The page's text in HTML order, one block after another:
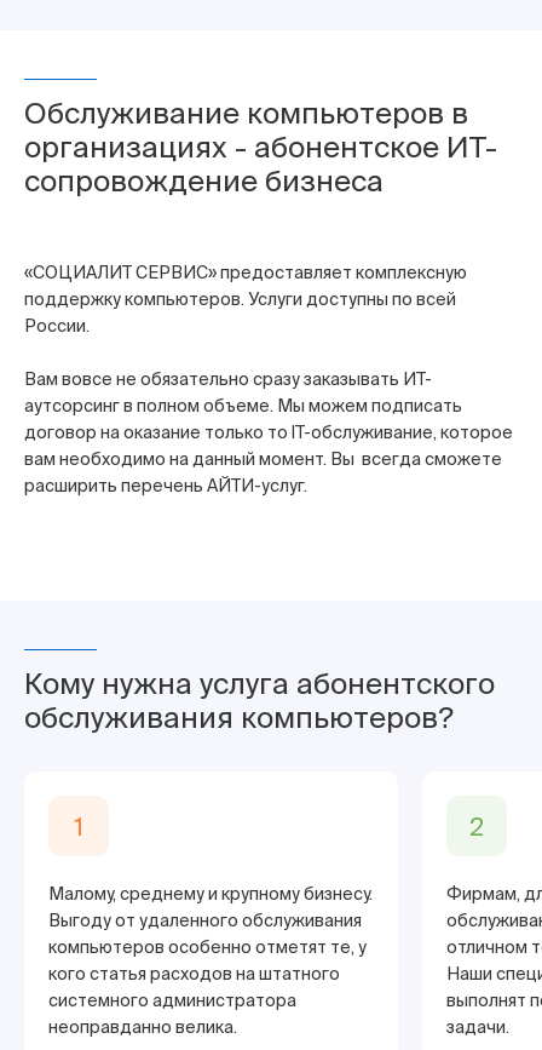
Обслуживание компьютеров в
организациях - абонентское ИТ-
сопровождение бизнеса
«СОЦИАЛИТ СЕРВИС» предоставляет комплексную
поддержку компьютеров. Услуги доступны по всей
России.
Вам вовсе не обязательно сразу заказывать ИТ-
аутсорсинг в полном объеме. Мы можем подписать
договор на оказание только то IT-обслуживание, которое
вам необходимо на данный момент. Вы всегда сможете
расширить перечень АЙТИ-услуг.
Кому нужна услуга абонентского
обслуживания компьютеров?
1
Малому, среднему и крупному бизнесу.
Выгоду от удаленного обслуживания
компьютеров особенно отметят те, у
кого статья расходов на штатного
системного администратора
неоправданно велика.
2
Фирмам,
отличном
Наши
выполнят
задачи.